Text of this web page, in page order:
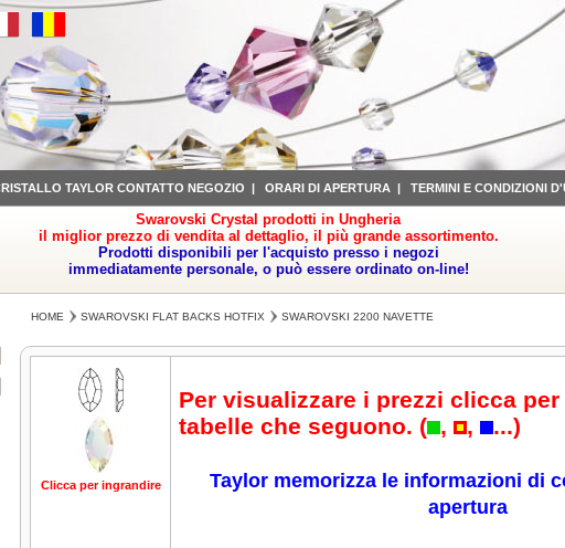
TAYLOR CONTATTO NEGOZIO | ORARI DI APERTURA | TERMINI E CONDIZIONI
Swarovski Crystal prodotti in Ungheria
il miglior prezzo di vendita al dettaglio, il più grande assortimento.
Prodotti disponibili per l'acquisto presso i negozi
immediatamente personale, o può essere ordinato on-line!
HOME SWAROVSKI FLAT BACKS HOTFIX SWAROVSKI 2200 NAVETTE
Clicca per ingrandire Clicca per ingrandireClicca per ingrandire
Per visualizzare i prezzi clicca
tabelle che seguono. ( , , ...)
Taylor memorizza le informazioni di
apertura